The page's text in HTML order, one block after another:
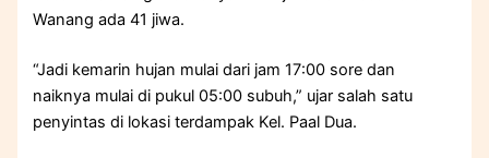
Wanang ada 41 jiwa.
“Jadi kemarin hujan mulai dari jam 17:00 sore dan
naiknya mulai di pukul 05:00 subuh,” ujar salah satu
penyintas di lokasi terdampak Kel. Paal Dua.